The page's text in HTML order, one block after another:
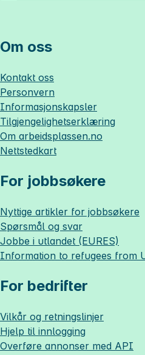
Om oss
Kontakt oss
Personvern
Informasjonskapsler
Tilgjengelighetserklæring
Om arbeidsplassen.no
Nettstedkart
For jobbsøkere
Nyttige artikler for jobbsøkere
Spørsmål og svar
Jobbe i utlandet (EURES)
Information to refugees from
For bedrifter
Vilkår og retningslinjer
Hjelp til innlogging
Overføre annonser med API